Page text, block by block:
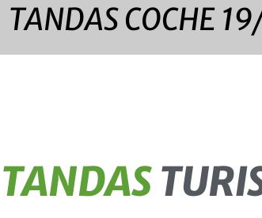
TANDAS COCHE
TANDAS